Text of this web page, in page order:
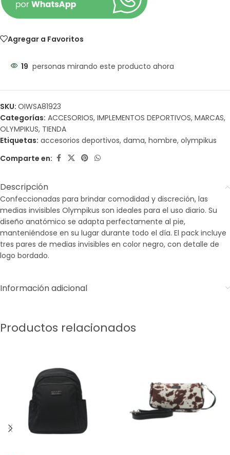
Agregar a Favoritos
19 personas mirando este producto ahora
SKU: OIWSA81923
Categorías: ACCESORIOS, IMPLEMENTOS DEPORTIVOS, MARCAS,
OLYMPIKUS, TIENDA
Etiquetas: accesorios deportivos, dama, hombre, olympikus
Comparte en:
Descripción
Confeccionadas para brindar comodidad y discreción, las
medias invisibles Olympikus son ideales para el uso diario. Su
diseño anatómico se adapta perfectamente al pie,
manteniéndose en su lugar durante todo el día. El pack incluye
tres pares de medias invisibles en color negro, con detalle de
logo bordado.
Información adicional
Productos relacionados